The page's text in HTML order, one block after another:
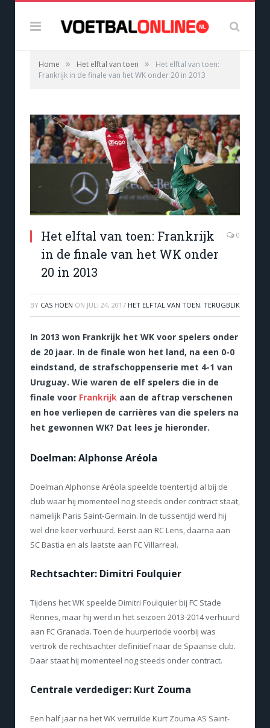
Home » Het elftal van toen »
Het elftal van toen:
Frankrijk in de finale van het WK onder 20 in 2013
Het elftal van toen: Frankrijk
in de finale van het WK onder
20 in 2013
0
BY CAS HOEN ON JULI 24, 2017 HET ELFTAL VAN TOEN, TERUGBLIK
In 2013 won Frankrijk het WK voor spelers onder
de 20 jaar. In de finale won het land, na een 0-0
eindstand, de strafschoppenserie met 4-1 van
Uruguay. Wie waren de elf spelers die in de
finale voor Frankrijk aan de aftrap verschenen
en hoe verliepen de carrières van die spelers na
het gewonnen WK? Dat lees je hieronder.
Doelman: Alphonse Aréola
Doelman Alphonse Aréola speelde toentertijd al bij de
club waar hij momenteel nog steeds onder contract staat,
namelijk Paris Saint-Germain. In de tussentijd werd hij
wel drie keer verhuurd. Eerst aan RC Lens, daarna aan
SC Bastia en als laatste aan FC Villarreal.
Rechtsachter: Dimitri Foulquier
Tijdens het WK speelde Dimitri Foulquier bij FC Stade
Rennes, maar hij werd in het seizoen 2013-2014 verhuurd
aan FC Granada. Toen de huurperiode voorbij was
vertrok de rechtsachter definitief naar de Spaanse club.
Daar staat hij momenteel nog steeds onder contract.
Centrale verdediger: Kurt Zouma
Een half jaar na het WK verruilde Kurt Zouma AS Saint-